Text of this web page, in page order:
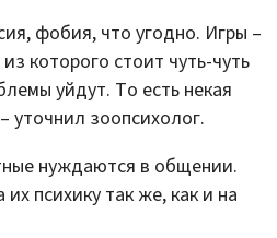
фобия, что угодно. Игры –
которого стоит чуть-чуть
уйдут. То есть некая
уточнил зоопсихолог.
нуждаются в общении.
психику так же, как и на